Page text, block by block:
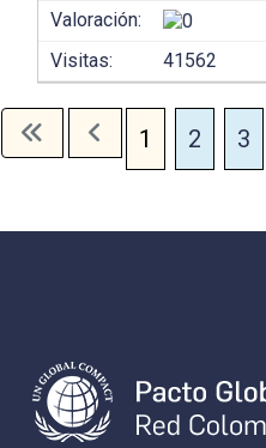
Valoración:
Visitas:
41562
1 2 3